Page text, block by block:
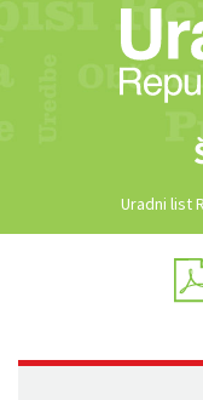
Uradni list